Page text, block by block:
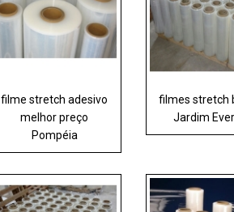
filme stretch adesivo
melhor preço
Pompéia
filmes stretch
Jardim